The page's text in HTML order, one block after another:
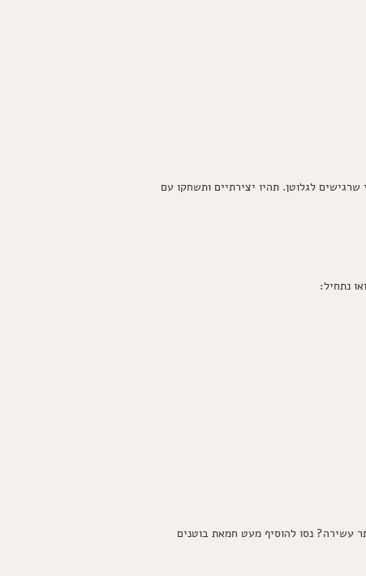
לגלוטן. תהיו יצירתיים ותשחקו עם
נתחיל:
עשירה? נסו להוסיף מעט חמאת בוטנים